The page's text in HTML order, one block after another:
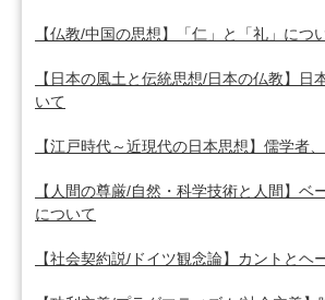
【仏教/中国の思想】「仁」と「礼」につ
【日本の風土と伝統思想/日本の仏教】日
いて
【江戸時代～近現代の日本思想】儒学者
【人間の尊厳/自然・科学技術と人間】ベ
について
【社会契約説/ドイツ観念論】カントとヘ